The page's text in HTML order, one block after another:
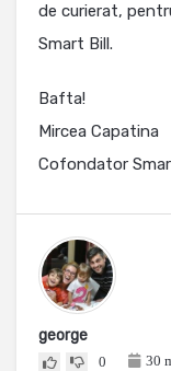
de curierat,
Smart Bill.
Bafta!
Mircea Capatina
Cofondator
george
0 30